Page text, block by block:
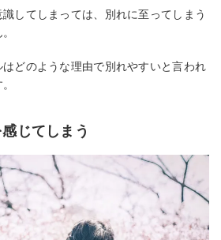
してしまっては、別れに至ってしまう
どのような理由で別れやすいと言われ
じてしまう